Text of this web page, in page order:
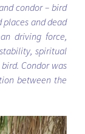
condor – bird
places and dead
driving force,
spiritual
Condor was
between the